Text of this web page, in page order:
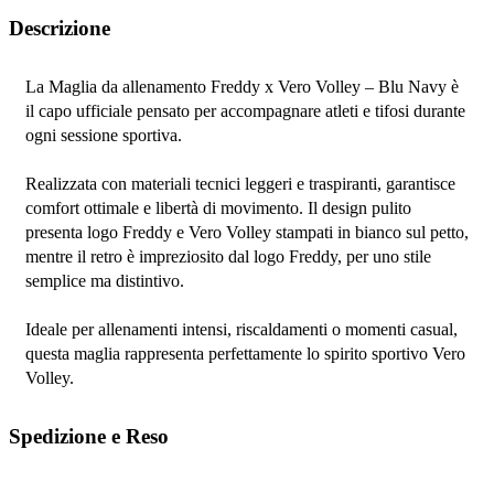
Descrizione
La Maglia da allenamento Freddy x Vero Volley – Blu Navy è
il capo ufficiale pensato per accompagnare atleti e tifosi durante
ogni sessione sportiva.
Realizzata con materiali tecnici leggeri e traspiranti, garantisce
comfort ottimale e libertà di movimento. Il design pulito
presenta logo Freddy e Vero Volley stampati in bianco sul petto,
mentre il retro è impreziosito dal logo Freddy, per uno stile
semplice ma distintivo.
Ideale per allenamenti intensi, riscaldamenti o momenti casual,
questa maglia rappresenta perfettamente lo spirito sportivo Vero
Volley.
Spedizione e Reso